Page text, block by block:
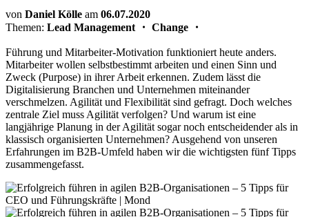
von Daniel Kölle am 06.07.2020
Themen: Lead Management ・ Change ・
Führung und Mitarbeiter-Motivation funktioniert heute anders.
Mitarbeiter wollen selbstbestimmt arbeiten und einen Sinn und
Zweck (Purpose) in ihrer Arbeit erkennen. Zudem lässt die
Digitalisierung Branchen und Unternehmen miteinander
verschmelzen. Agilität und Flexibilität sind gefragt. Doch welches
zentrale Ziel muss Agilität verfolgen? Und warum ist eine
langjährige Planung in der Agilität sogar noch entscheidender als in
klassisch organisierten Unternehmen? Ausgehend von unseren
Erfahrungen im B2B-Umfeld haben wir die wichtigsten fünf Tipps
zusammengefasst.